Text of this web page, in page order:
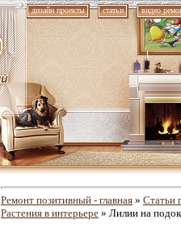
дизайн проекты статьи видео
Ремонт позитивный - главная » Статьи
Растения в интерьере » Лилии на